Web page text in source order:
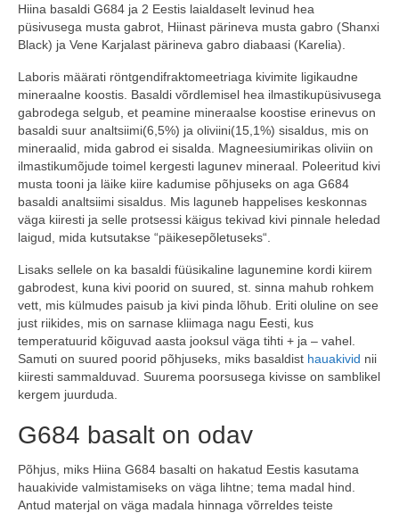
Hiina basaldi G684 ja 2 Eestis laialdaselt levinud hea
püsivusega musta gabrot, Hiinast pärineva musta gabro (Shanxi
Black) ja Vene Karjalast pärineva gabro diabaasi (Karelia).
Laboris määrati röntgendifraktomeetriaga kivimite ligikaudne
mineraalne koostis. Basaldi võrdlemisel hea ilmastikupüsivusega
gabrodega selgub, et peamine mineraalse koostise erinevus on
basaldi suur analtsiimi(6,5%) ja oliviini(15,1%) sisaldus, mis on
mineraalid, mida gabrod ei sisalda. Magneesiumirikas oliviin on
ilmastikumõjude toimel kergesti lagunev mineraal. Poleeritud kivi
musta tooni ja läike kiire kadumise põhjuseks on aga G684
basaldi analtsiimi sisaldus. Mis laguneb happelises keskonnas
väga kiiresti ja selle protsessi käigus tekivad kivi pinnale heledad
laigud, mida kutsutakse “päikesepõletuseks“.
Lisaks sellele on ka basaldi füüsikaline lagunemine kordi kiirem
gabrodest, kuna kivi poorid on suured, st. sinna mahub rohkem
vett, mis külmudes paisub ja kivi pinda lõhub. Eriti oluline on see
just riikides, mis on sarnase kliimaga nagu Eesti, kus
temperatuurid kõiguvad aasta jooksul väga tihti + ja – vahel.
Samuti on suured poorid põhjuseks, miks basaldist hauakivid nii
kiiresti sammalduvad. Suurema poorsusega kivisse on samblikel
kergem juurduda.
G684 basalt on odav
Põhjus, miks Hiina G684 basalti on hakatud Eestis kasutama
hauakivide valmistamiseks on väga lihtne; tema madal hind.
Antud materjal on väga madala hinnaga võrreldes teiste